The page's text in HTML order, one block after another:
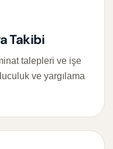
Takibi
talepleri ve işe
ve yargılama